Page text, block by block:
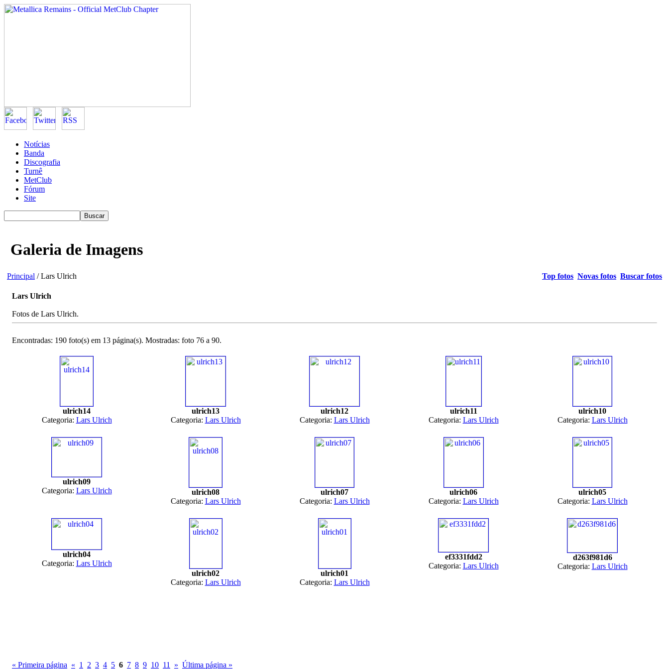
Notícias
Banda
Discografia
Turnê
MetClub
Fórum
Site
Galeria de Imagens
Principal / Lars Ulrich Top fotos Novas fotos Buscar fotos
Lars Ulrich
Fotos de Lars Ulrich.
Encontradas: 190 foto(s) em 13 página(s). Mostradas: foto 76 a 90.
ulrich14
Categoria: Lars Ulrich
ulrich13
Categoria: Lars Ulrich
ulrich12
Categoria: Lars Ulrich
ulrich11
Categoria: Lars Ulrich
ulrich10
Categoria: Lars Ulrich
ulrich09
Categoria: Lars Ulrich
ulrich08
Categoria: Lars Ulrich
ulrich07
Categoria: Lars Ulrich
ulrich06
Categoria: Lars Ulrich
ulrich05
Categoria: Lars Ulrich
ulrich04
Categoria: Lars Ulrich
ulrich02
Categoria: Lars Ulrich
ulrich01
Categoria: Lars Ulrich
ef3331fdd2
Categoria: Lars Ulrich
d263f981d6
Categoria: Lars Ulrich
« Primeira página « 1 2 3 4 5 6 7 8 9 10 11 » Última página »